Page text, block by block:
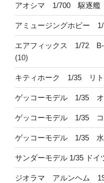
アオシマ 1/700 駆逐
アミュージングホビー
エアフィックス 1/72 B-
(10)
キティホーク 1/35 リト
ゲッコーモデル 1/35 オ
ゲッコーモデル 1/35 コ
ゲッコーモデル 1/35 水
サンダーモデル 1/35 ドイ
ジオラマ アルンヘム